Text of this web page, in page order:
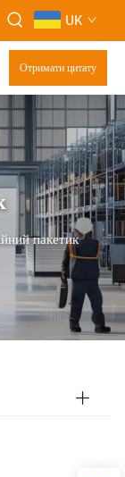
UK
Отримати цитату
пакетик